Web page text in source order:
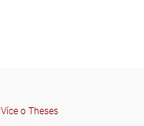
Více o Theses